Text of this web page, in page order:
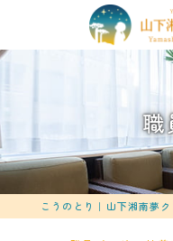
職
こうのとり｜山下湘南夢